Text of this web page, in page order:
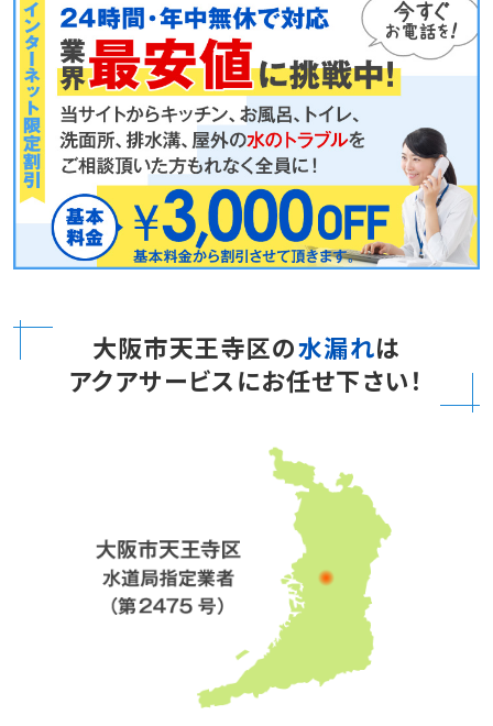
大阪市天王寺区の水漏れは
アクアサービスにお任せ下さい！